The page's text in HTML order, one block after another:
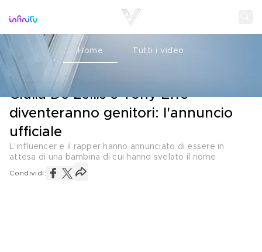
Home Tutti i video
L'ANNUNCIO
Giulia De Lellis e Tony Effe
diventeranno genitori: l'annuncio
ufficiale
L'influencer e il rapper hanno annunciato di essere in
attesa di una bambina di cui hanno svelato il nome
Condividi: